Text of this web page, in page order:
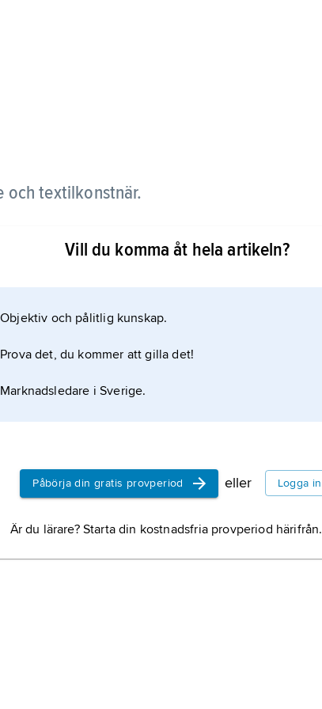
och textilkonstnär.
och André Lhote inledde Gynning i slutet
i Aubusson, Frankrike, som
Hans tidiga bildvävar i klassisk
Lurçats efterföljd. Senare utvecklade han ett
Vill du komma åt hela artikeln?
Objektiv och pålitlig kunskap.
Prova det, du kommer att gilla det!
Marknadsledare i Sverige.
Påbörja din gratis provperiod eller Logga in
Är du lärare? Starta din kostnadsfria provperiod härifrån.